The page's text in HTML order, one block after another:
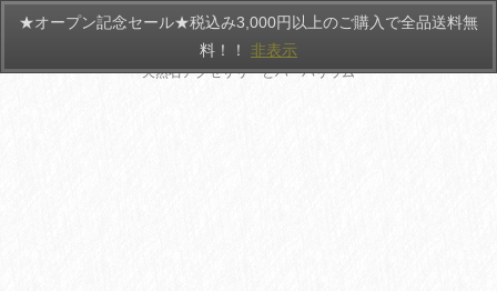
HANATEMARI
天然石アクセサリーとハーバリウム
★オープン記念セール★税込み3,000円以上のご購入で全品送料無
料！！ 非表示